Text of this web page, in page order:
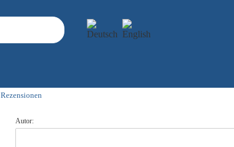
Rezensionen
Autor: